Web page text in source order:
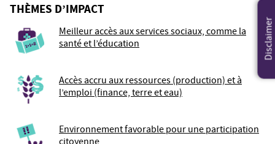
THÈMES D’IMPACT
Meilleur accès aux services sociaux, comme la
santé et l’éducation
Accès accru aux ressources (production) et à
l’emploi (finance, terre et eau)
Environnement favorable pour une participation
citoyenne
Disclaimer